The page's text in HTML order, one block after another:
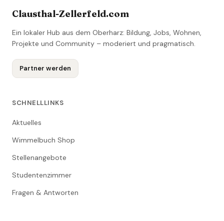
Clausthal-Zellerfeld.com
Ein lokaler Hub aus dem Oberharz: Bildung, Jobs, Wohnen,
Projekte und Community – moderiert und pragmatisch.
Partner werden
SCHNELLLINKS
Aktuelles
Wimmelbuch Shop
Stellenangebote
Studentenzimmer
Fragen & Antworten